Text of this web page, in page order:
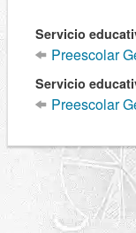
Servicio
Preescolar
Servicio
Preescolar